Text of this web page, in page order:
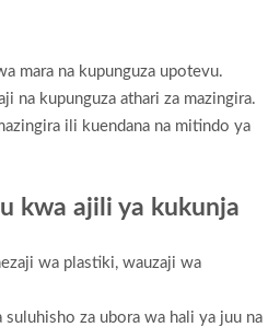
mara na kupunguza upotevu.
na kupunguza athari za mazingira.
ili kuendana na mitindo ya
kwa ajili ya kukunja
wa plastiki, wauzaji wa
za ubora wa hali ya juu na